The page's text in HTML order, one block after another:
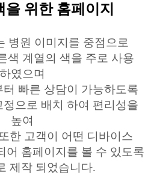
을 위한 홈페이지
병원 이미지를 중점으로
색 계열의 색을 주로 사용
하였으며
빠른 상담이 가능하도록
으로 배치 하여 편리성을
높여
한 고객이 어떤 디바이스
어 홈페이지를 볼 수 있도록
제작 되었습니다.